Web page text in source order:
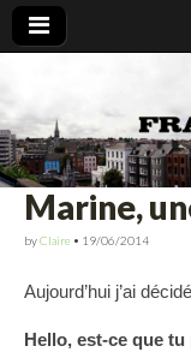
Francais Cork
Marine,
byClaire • 19/06/2014
Aujourd’hui j’ai
Hello, est-ce que